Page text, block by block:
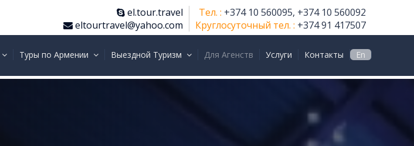
Тел. : +374 10 560095, +374 10 560092
Круглосуточный тел. : +374 91 417507
el.tour.travel
eltourtravel@yahoo.com
Туры по Армении Выездной Туризм Для Агенств Услуги Контакты En